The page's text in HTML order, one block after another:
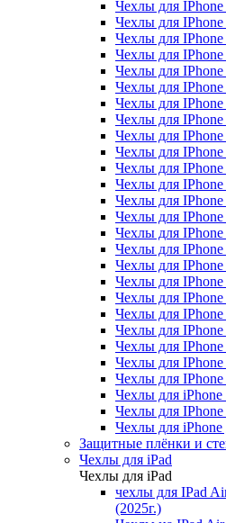
Чехлы для IPhone
Чехлы для
Чехлы для IPhone
Чехлы для
Чехлы для IPhone
Чехлы для
Чехлы для IPhone
Чехлы для
Чехлы для IPhone
Чехлы для IPhone
Чехлы для
Чехлы для IPhone
Чехлы для
Чехлы для
Чехлы для IPhone
Чехлы для
Чехлы для IPhone
Чехлы для
Чехлы для
Чехлы для IPhone
Чехлы для IPhone
Чехлы для
Чехлы для
Чехлы для
Чехлы для iPhone
Чехлы для
Чехлы для
Защитные плёнки и
Чехлы для iPad
Чехлы для iPad
чехлы для IPad
(2025г.)